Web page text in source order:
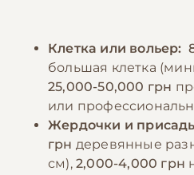
следует уделять
должно быть свободно
растений, тефлоновой
потенциально опасных
−10% на
Категорически
шоколад, кофеин,
высоким содержанием
Кормление должно
расписанию, 2-3 раза в
несъеденную пищу
Клетка или вольер:
большая клетка
25,000-50,000 грн
или
Жердочки и
грн деревянные
см), 2,000-4,000 грн